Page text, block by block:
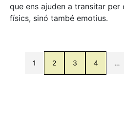
que ens ajuden a transitar per
físics, sinó també emotius.
1 2 3 4 …